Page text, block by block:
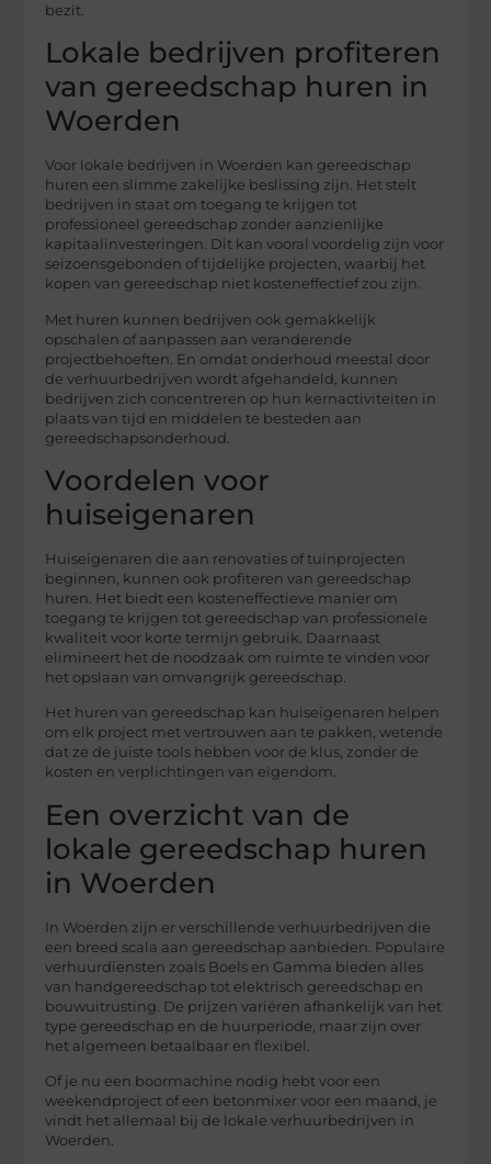
bezit.
Lokale bedrijven profiteren
van gereedschap huren in
Woerden
Voor lokale bedrijven in Woerden kan gereedschap
huren een slimme zakelijke beslissing zijn. Het stelt
bedrijven in staat om toegang te krijgen tot
professioneel gereedschap zonder aanzienlijke
kapitaalinvesteringen. Dit kan vooral voordelig zijn voor
seizoensgebonden of tijdelijke projecten, waarbij het
kopen van gereedschap niet kosteneffectief zou zijn.
Met huren kunnen bedrijven ook gemakkelijk
opschalen of aanpassen aan veranderende
projectbehoeften. En omdat onderhoud meestal door
de verhuurbedrijven wordt afgehandeld, kunnen
bedrijven zich concentreren op hun kernactiviteiten in
plaats van tijd en middelen te besteden aan
gereedschapsonderhoud.
Voordelen voor
huiseigenaren
Huiseigenaren die aan renovaties of tuinprojecten
beginnen, kunnen ook profiteren van gereedschap
huren. Het biedt een kosteneffectieve manier om
toegang te krijgen tot gereedschap van professionele
kwaliteit voor korte termijn gebruik. Daarnaast
elimineert het de noodzaak om ruimte te vinden voor
het opslaan van omvangrijk gereedschap.
Het huren van gereedschap kan huiseigenaren helpen
om elk project met vertrouwen aan te pakken, wetende
dat ze de juiste tools hebben voor de klus, zonder de
kosten en verplichtingen van eigendom.
Een overzicht van de
lokale gereedschap huren
in Woerden
In Woerden zijn er verschillende verhuurbedrijven die
een breed scala aan gereedschap aanbieden. Populaire
verhuurdiensten zoals Boels en Gamma bieden alles
van handgereedschap tot elektrisch gereedschap en
bouwuitrusting. De prijzen variëren afhankelijk van het
type gereedschap en de huurperiode, maar zijn over
het algemeen betaalbaar en flexibel.
Of je nu een boormachine nodig hebt voor een
weekendproject of een betonmixer voor een maand, je
vindt het allemaal bij de lokale verhuurbedrijven in
Woerden.